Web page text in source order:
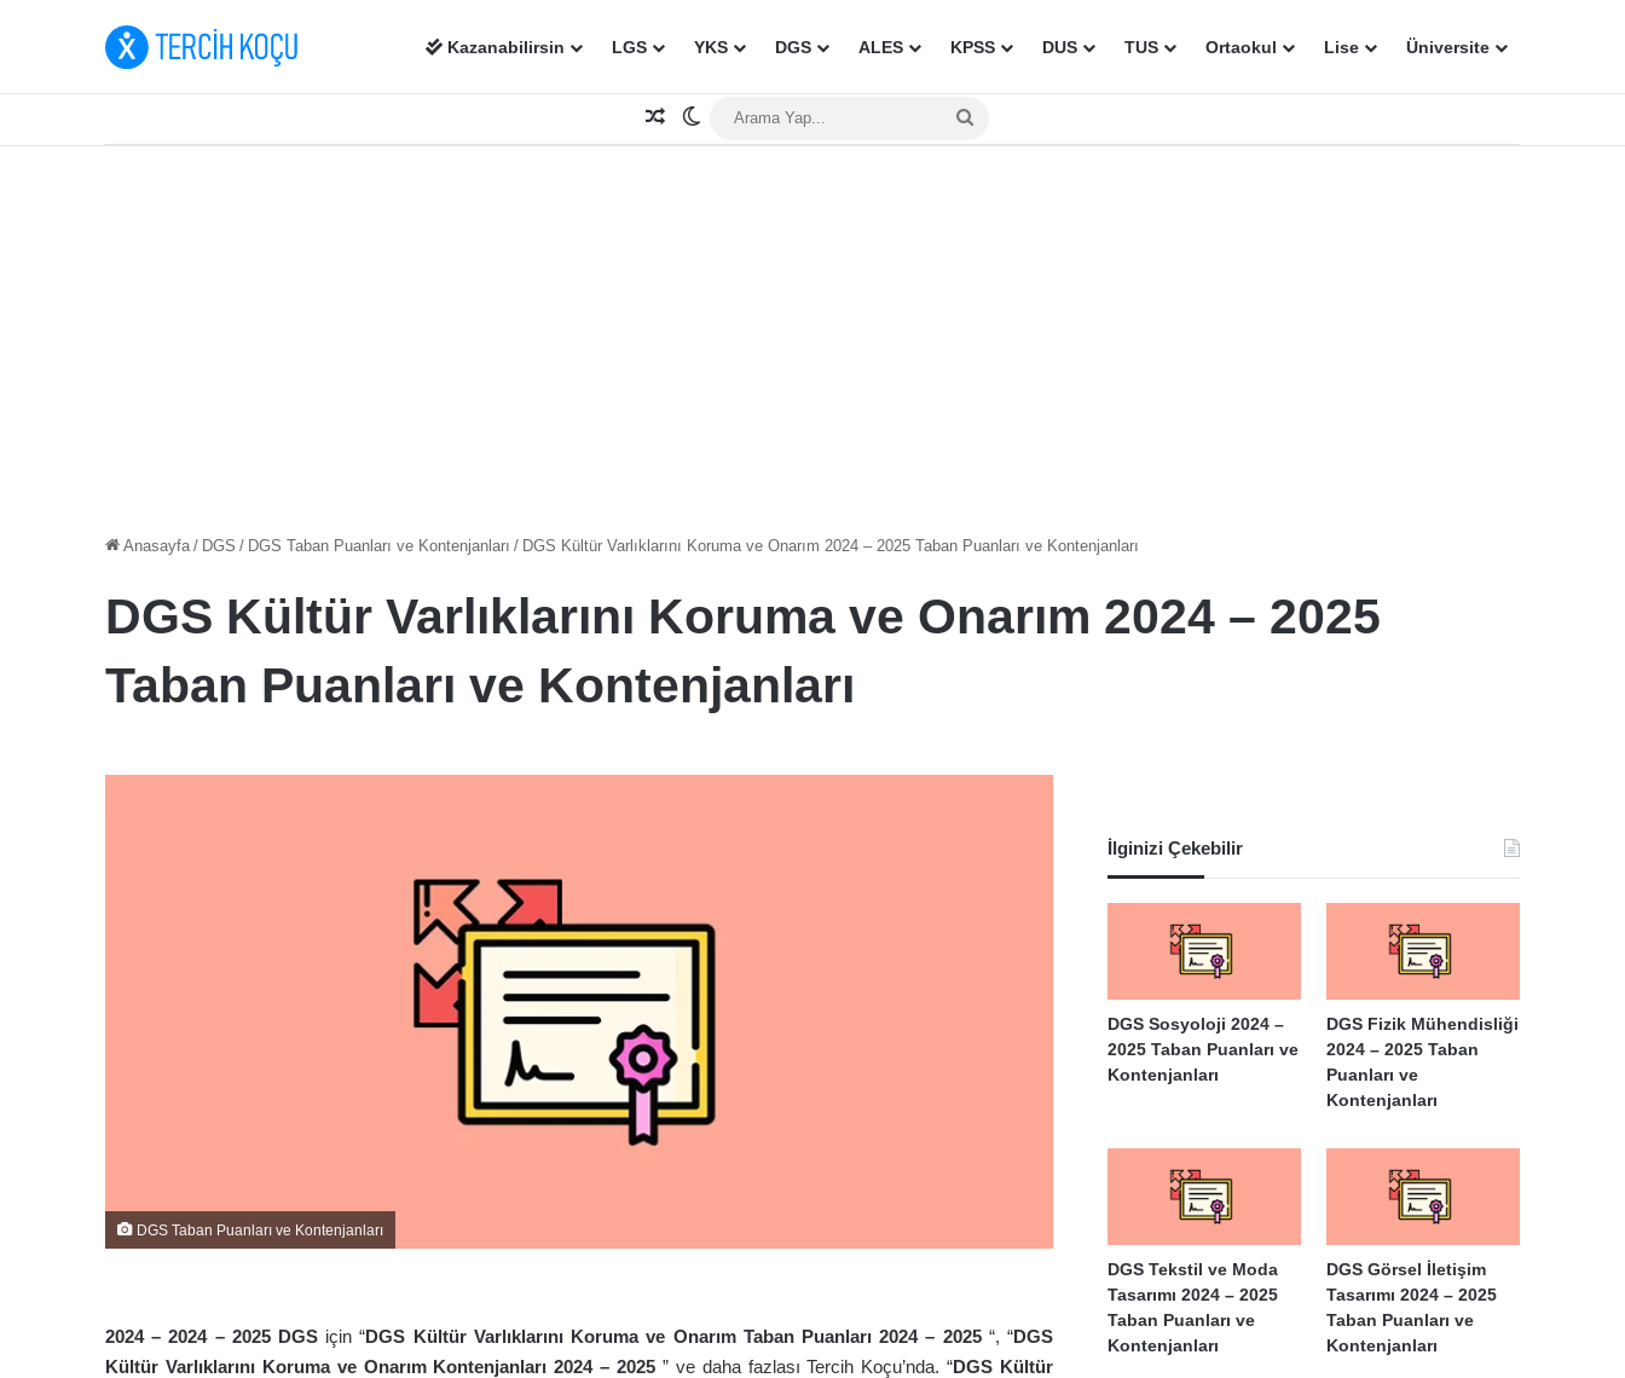
Kazanabilirsin LGS YKS DGS ALES KPSS DUS TUS Ortaokul Lise Üniversite
Rastgele Makale
Dış görünümü değiştir
Anasayfa / DGS / DGS Taban Puanları ve Kontenjanları / DGS Kültür Varlıklarını Koruma ve Onarım 2024 – 2025 Taban Puanları ve Kontenjanları
DGS Kültür Varlıklarını Koruma ve Onarım 2024 – 2025
Taban Puanları ve Kontenjanları
DGS Taban Puanları ve Kontenjanları
2024 – 2024 – 2025DGS için “DGS Kültür Varlıklarını Koruma ve Onarım Taban Puanları 2024 – 2025 “, “DGS
Kültür Varlıklarını Koruma ve Onarım Kontenjanları 2024 – 2025 ” ve daha fazlası Tercih Koçu’nda. “DGS Kültür
İlginizi Çekebilir
DGS Sosyoloji 2024 –
2025 Taban Puanları ve
Kontenjanları
DGS Fizik Mühendisliği
2024 – 2025 Taban
Puanları ve
Kontenjanları
DGS Tekstil ve Moda
Tasarımı 2024 – 2025
Taban Puanları ve
Kontenjanları
DGS Görsel İletişim
Tasarımı 2024 – 2025
Taban Puanları ve
Kontenjanları